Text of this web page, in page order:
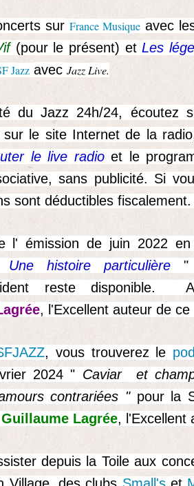
sur France Musique avec
(pour le présent) et Les
Jazz avec Jazz Live.
du Jazz 24h/24, écoutez
sur le site Internet de la
le live radioet le
sans publicité. Si
sont déductibles fiscalement.
l' émission de juin 2022
Une histoire particulière"
reste disponible.
, l'Excellent auteur de ce
, vous trouverez le
2024 " Caviar et
contrariées "pour la
Guillaume Lagrée, l'Excellent
depuis la Toile aux